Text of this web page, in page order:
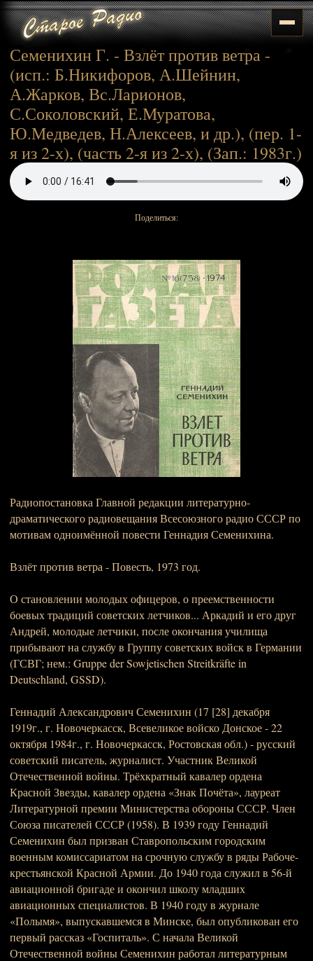
Семенихин Г. - Взлёт против ветра -
(исп.: Б.Никифоров, А.Шейнин,
А.Жарков, Вс.Ларионов,
С.Соколовский, Е.Муратова,
Ю.Медведев, Н.Алексеев, и др.), (пер. 1-
я из 2-х), (часть 2-я из 2-х), (Зап.: 1983г.)
Поделиться:
Радиопостановка Главной редакции литературно-
драматического радиовещания Всесоюзного радио СССР по
мотивам одноимённой повести Геннадия Семенихина.
Взлёт против ветра - Повесть, 1973 год.
О становлении молодых офицеров, о преемственности
боевых традиций советских летчиков... Аркадий и его друг
Андрей, молодые летчики, после окончания училища
прибывают на службу в Группу советских войск в Германии
(ГСВГ; нем.: Gruppe der Sowjetischen Streitkräfte in
Deutschland, GSSD).
Геннадий Александрович Семенихин (17 [28] декабря
1919г., г. Новочеркасск, Всевеликое войско Донское - 22
октября 1984г., г. Новочеркасск, Ростовская обл.) - русский
советский писатель, журналист. Участник Великой
Отечественной войны. Трёхкратный кавалер ордена
Красной Звезды, кавалер ордена «Знак Почёта», лауреат
Литературной премии Министерства обороны СССР. Член
Союза писателей СССР (1958). В 1939 году Геннадий
Семенихин был призван Ставропольским городским
военным комиссариатом на срочную службу в ряды Рабоче-
крестьянской Красной Армии. До 1940 года служил в 56-й
авиационной бригаде и окончил школу младших
авиационных специалистов. В 1940 году в журнале
«Полымя», выпускавшемся в Минске, был опубликован его
первый рассказ «Госпиталь». С начала Великой
Отечественной войны Семенихин работал литературным